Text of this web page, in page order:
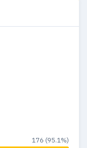
176 (95.1%)